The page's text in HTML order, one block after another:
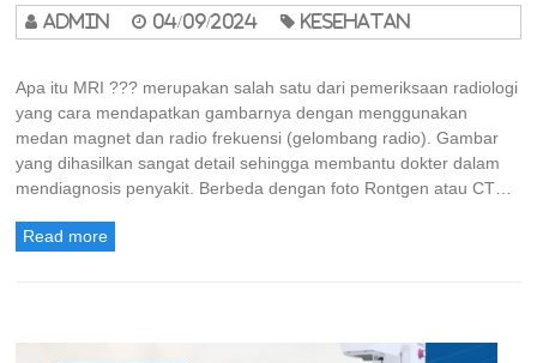
admin 04/09/2024 Kesehatan
Apa itu MRI ??? merupakan salah satu dari pemeriksaan radiologi
yang cara mendapatkan gambarnya dengan menggunakan
medan magnet dan radio frekuensi (gelombang radio). Gambar
yang dihasilkan sangat detail sehingga membantu dokter dalam
mendiagnosis penyakit. Berbeda dengan foto Rontgen atau CT…
Read more